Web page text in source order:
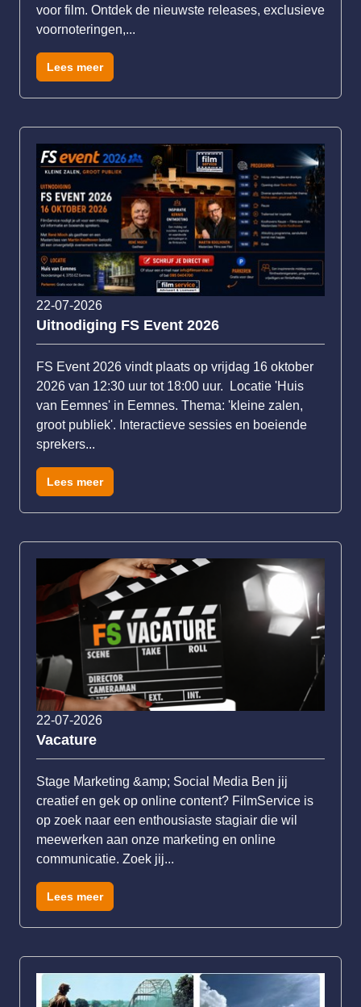
voor film. Ontdek de nieuwste releases, exclusieve
voornoteringen,...
Lees meer
22-07-2026
Uitnodiging FS Event 2026
FS Event 2026 vindt plaats op vrijdag 16 oktober
2026 van 12:30 uur tot 18:00 uur. Locatie 'Huis
van Eemnes' in Eemnes. Thema: 'kleine zalen,
groot publiek'. Interactieve sessies en boeiende
sprekers...
Lees meer
22-07-2026
Vacature
Stage Marketing &amp; Social Media Ben jij
creatief en gek op online content? FilmService is
op zoek naar een enthousiaste stagiair die wil
meewerken aan onze marketing en online
communicatie. Zoek jij...
Lees meer